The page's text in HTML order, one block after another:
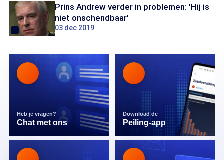
Prins Andrew verder in problemen: 'Hij is
niet onschendbaar'
03 dec 2019
Heb je vragen?
Chat met ons
Download de
Peiling-app